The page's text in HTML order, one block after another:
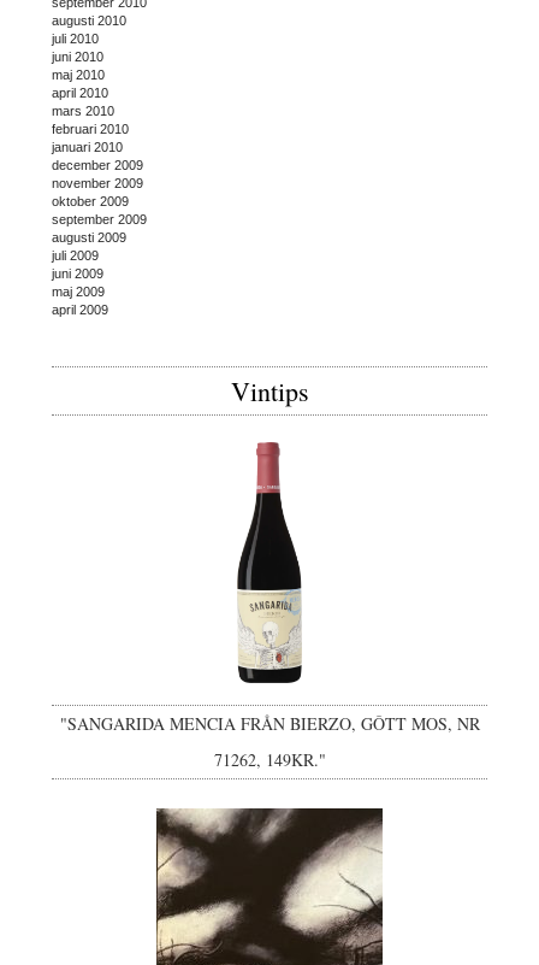
augusti 2010
juli 2010
juni 2010
maj 2010
april 2010
mars 2010
februari 2010
januari 2010
december 2009
november 2009
oktober 2009
september 2009
augusti 2009
juli 2009
juni 2009
maj 2009
april 2009
Vintips
"SANGARIDA MENCIA FRÅN BIERZO, GÔTT MOS, NR
71262, 149KR."